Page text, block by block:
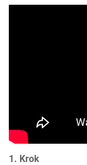
1. Krok